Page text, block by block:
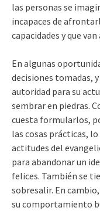
las personas se
incapaces de
capacidades y que
En algunas
decisiones tomadas,
autoridad para su
sembrar en piedras.
cuesta formularlos,
las cosas prácticas,
actitudes del
para abandonar un
felices. También se
sobresalir. En
su comportamiento